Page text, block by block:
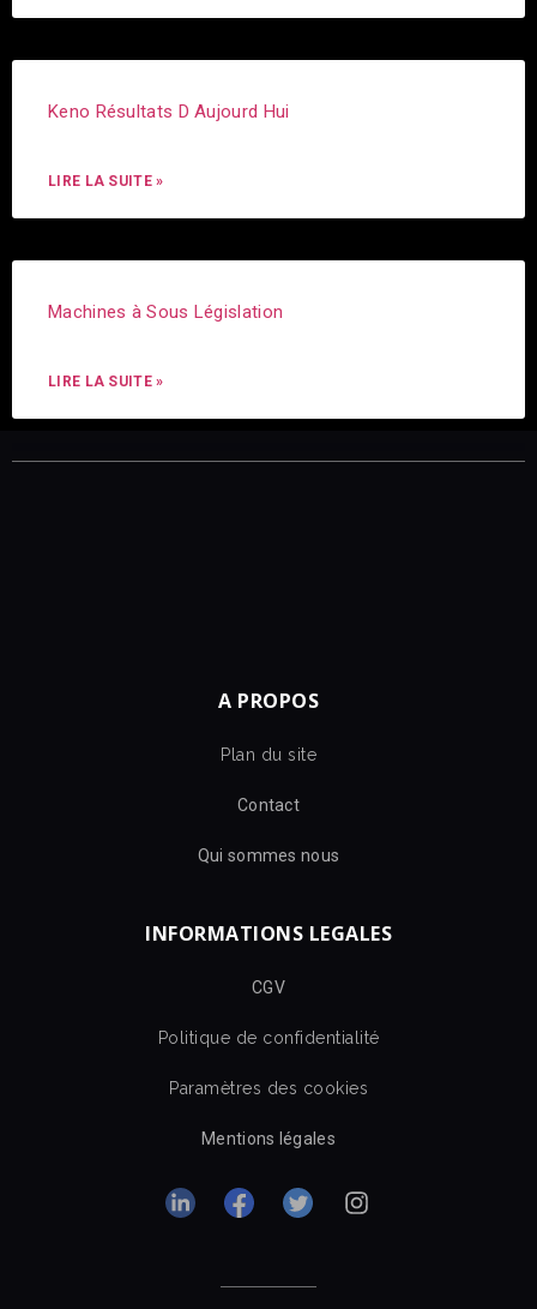
Keno Résultats D Aujourd Hui
LIRE LA SUITE »
Machines à Sous Législation
LIRE LA SUITE »
A PROPOS
Plan du site
Contact
Qui sommes nous
INFORMATIONS LEGALES
CGV
Politique de confidentialité
Paramètres des cookies
Mentions légales